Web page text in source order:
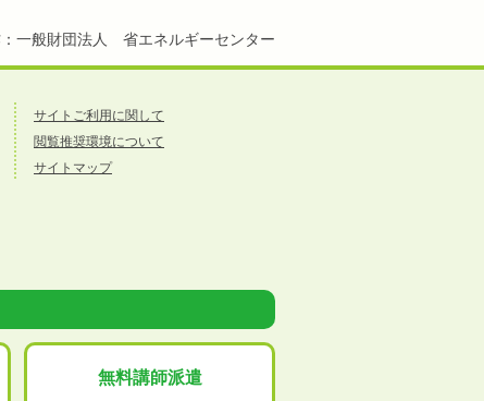
一般財団法人 省エネルギーセンター
サイトご利用に関して
閲覧推奨環境について
サイトマップ
無料講師派遣